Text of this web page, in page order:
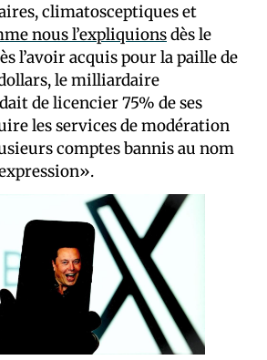
climatosceptiques et
nous l’expliquionsdès le
l’avoir acquis pour la paille de
le milliardaire
de licencier 75% de ses
les services de modération
comptes bannis au nom